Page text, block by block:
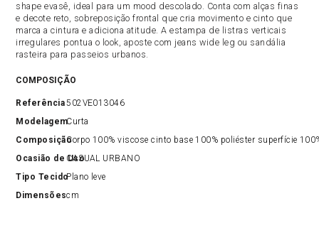
shape evasê, ideal para um mood descolado. Conta com alças finas
e decote reto, sobreposição frontal que cria movimento e cinto que
marca a cintura e adiciona atitude. A estampa de listras verticais
irregulares pontua o look, aposte com jeans wide leg ou sandália
rasteira para passeios urbanos.
COMPOSIÇÃO
Referência502VE013046
ModelagemCurta
ComposiçãoCorpo 100% viscose cinto base 100% poliéster superfície
Ocasião de UsoCASUAL URBANO
Tipo TecidoPlano leve
Dimensõescm